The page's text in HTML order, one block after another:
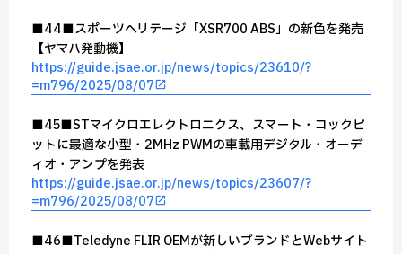
■44■スポーツヘリテージ「XSR700 ABS」の新色を発売
【ヤマハ発動機】
https://guide.jsae.or.jp/news/topics/23610/?
=m796/2025/08/07
■45■STマイクロエレクトロニクス、スマート・コックピ
ットに最適な小型・2MHz PWMの車載用デジタル・オーデ
ィオ・アンプを発表
https://guide.jsae.or.jp/news/topics/23607/?
=m796/2025/08/07
■46■Teledyne FLIR OEMが新しいブランドとWebサイト